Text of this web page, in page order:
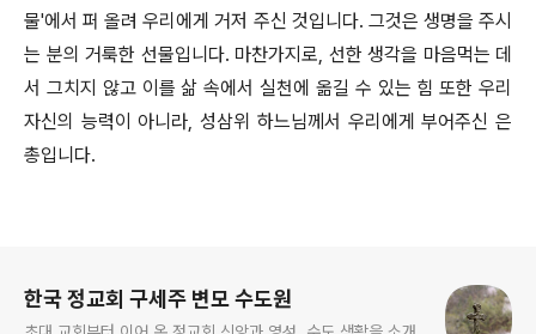
물'에서 퍼 올려 우리에게 거저 주신 것입니다. 그것은 생명을 주시
는 분의 거룩한 선물입니다. 마찬가지로, 선한 생각을 마음먹는 데
서 그치지 않고 이를 삶 속에서 실천에 옮길 수 있는 힘 또한 우리
자신의 능력이 아니라, 성삼위 하느님께서 우리에게 부어주신 은
총입니다.
한국 정교회 구세주 변모 수도원